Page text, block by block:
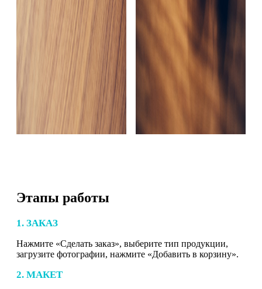
Этапы работы
1. ЗАКАЗ
Нажмите «Сделать заказ», выберите тип продукции,
загрузите фотографии, нажмите «Добавить в корзину».
2. МАКЕТ